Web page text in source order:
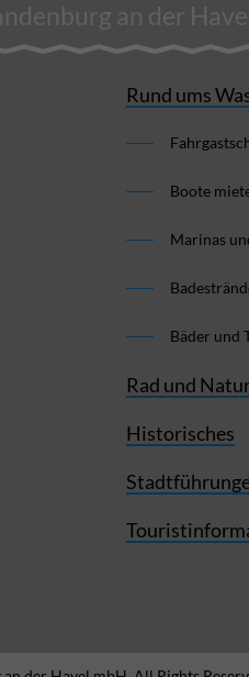
an der
Rund ums
Boote
Marinas
Bäder und
Rad und
Historisches